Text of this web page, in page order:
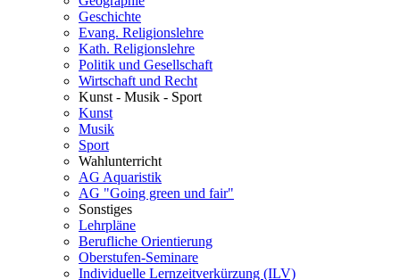
Geschichte
Evang. Religionslehre
Kath. Religionslehre
Politik und Gesellschaft
Wirtschaft und Recht
Kunst - Musik - Sport
Kunst
Musik
Sport
Wahlunterricht
AG Aquaristik
AG "Going green und fair"
Sonstiges
Lehrpläne
Berufliche Orientierung
Oberstufen-Seminare
Individuelle Lernzeitverkürzung (ILV)